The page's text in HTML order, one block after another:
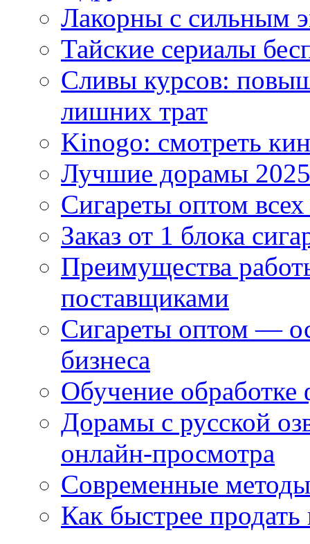
Лакорны с сильным
Тайские сериалы
Сливы курсов:
лишних трат
Kinogo: смотреть
Лучшие дорамы
Сигареты оптом
Заказ от 1 блока
Преимущества
поставщиками
Сигареты оптом —
бизнеса
Обучение
Дорамы с русской
онлайн-просмотра
Современные
Как быстрее